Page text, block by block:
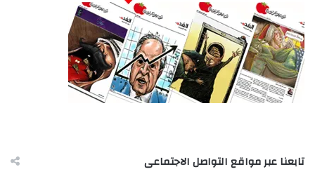
تابعنا عبر مواقع التواصل الاجتماعى